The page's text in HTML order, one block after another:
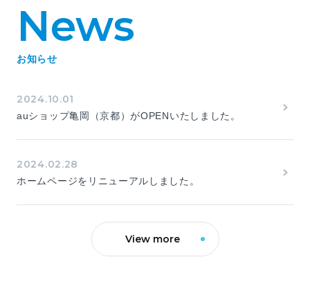
News
お知らせ
2024.10.01
auショップ亀岡（京都）がOPENいたしました。
2024.02.28
ホームページをリニューアルしました。
View more